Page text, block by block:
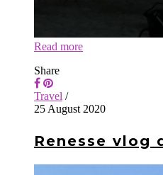
Read more
Share
Travel /
25 August 2020
Renesse vlog